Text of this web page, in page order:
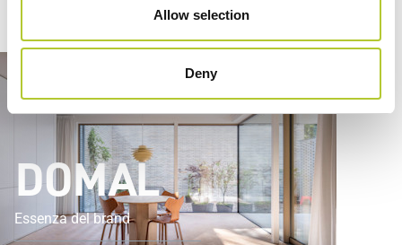
Allow selection
Deny
DOMAL
Essenza del brand